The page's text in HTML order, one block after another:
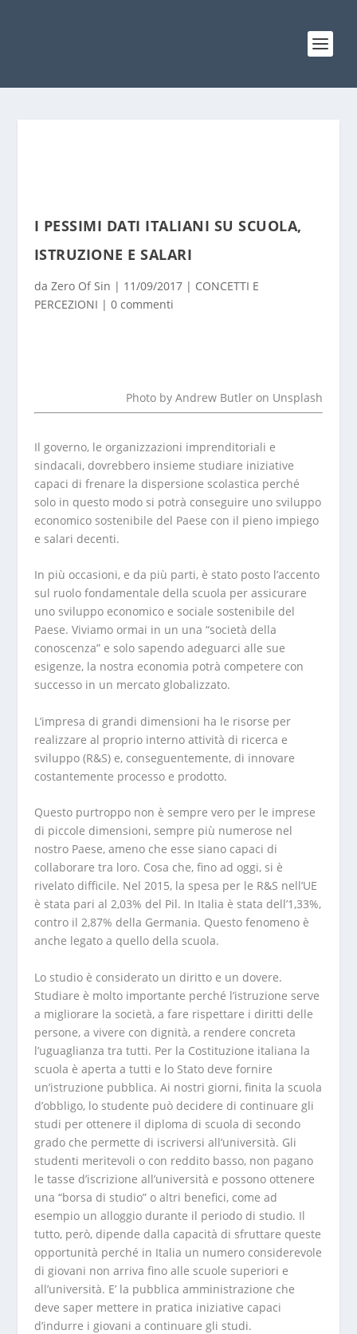
I PESSIMI DATI ITALIANI SU SCUOLA,
ISTRUZIONE E SALARI
da Zero Of Sin | 11/09/2017| CONCETTI E
PERCEZIONI | 0 commenti
Photo byAndrew Butler on Unsplash
Il governo, le organizzazioni imprenditoriali e
sindacali, dovrebbero insieme studiare iniziative
capaci di frenare la dispersione scolastica perché
solo in questo modo si potrà conseguire uno sviluppo
economico sostenibile del Paese con il pieno impiego
e salari decenti.
In più occasioni, e da più parti, è stato posto l’accento
sul ruolo fondamentale della scuola per assicurare
uno sviluppo economico e sociale sostenibile del
Paese. Viviamo ormai in un una “società della
conoscenza” e solo sapendo adeguarci alle sue
esigenze, la nostra economia potrà competere con
successo in un mercato globalizzato.
L’impresa di grandi dimensioni ha le risorse per
realizzare al proprio interno attività di ricerca e
sviluppo (R&S) e, conseguentemente, di innovare
costantemente processo e prodotto.
Questo purtroppo non è sempre vero per le imprese
di piccole dimensioni, sempre più numerose nel
nostro Paese, ameno che esse siano capaci di
collaborare tra loro. Cosa che, fino ad oggi, si è
rivelato difficile. Nel 2015, la spesa per le R&S nell’UE
è stata pari al 2,03% del Pil. In Italia è stata dell’1,33%,
contro il 2,87% della Germania. Questo fenomeno è
anche legato a quello della scuola.
Lo studio è considerato un diritto e un dovere.
Studiare è molto importante perché l’istruzione serve
a migliorare la società, a fare rispettare i diritti delle
persone, a vivere con dignità, a rendere concreta
l’uguaglianza tra tutti. Per la Costituzione italiana la
scuola è aperta a tutti e lo Stato deve fornire
un’istruzione pubblica. Ai nostri giorni, finita la scuola
d’obbligo, lo studente può decidere di continuare gli
studi per ottenere il diploma di scuola di secondo
grado che permette di iscriversi all’università. Gli
studenti meritevoli o con reddito basso, non pagano
le tasse d’iscrizione all’università e possono ottenere
una “borsa di studio” o altri benefici, come ad
esempio un alloggio durante il periodo di studio. Il
tutto, però, dipende dalla capacità di sfruttare queste
opportunità perché in Italia un numero considerevole
di giovani non arriva fino alle scuole superiori e
all’università. E’ la pubblica amministrazione che
deve saper mettere in pratica iniziative capaci
d’indurre i giovani a continuare gli studi.